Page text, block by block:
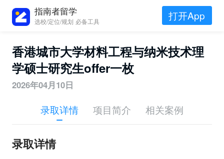
指南者留学
选校/定位/规划 必备工具 打开App
香港城市大学材料工程与纳米技术理
学硕士研究生offer一枚
2026年04月10日
录取详情 项目简介 相关案例
录取详情